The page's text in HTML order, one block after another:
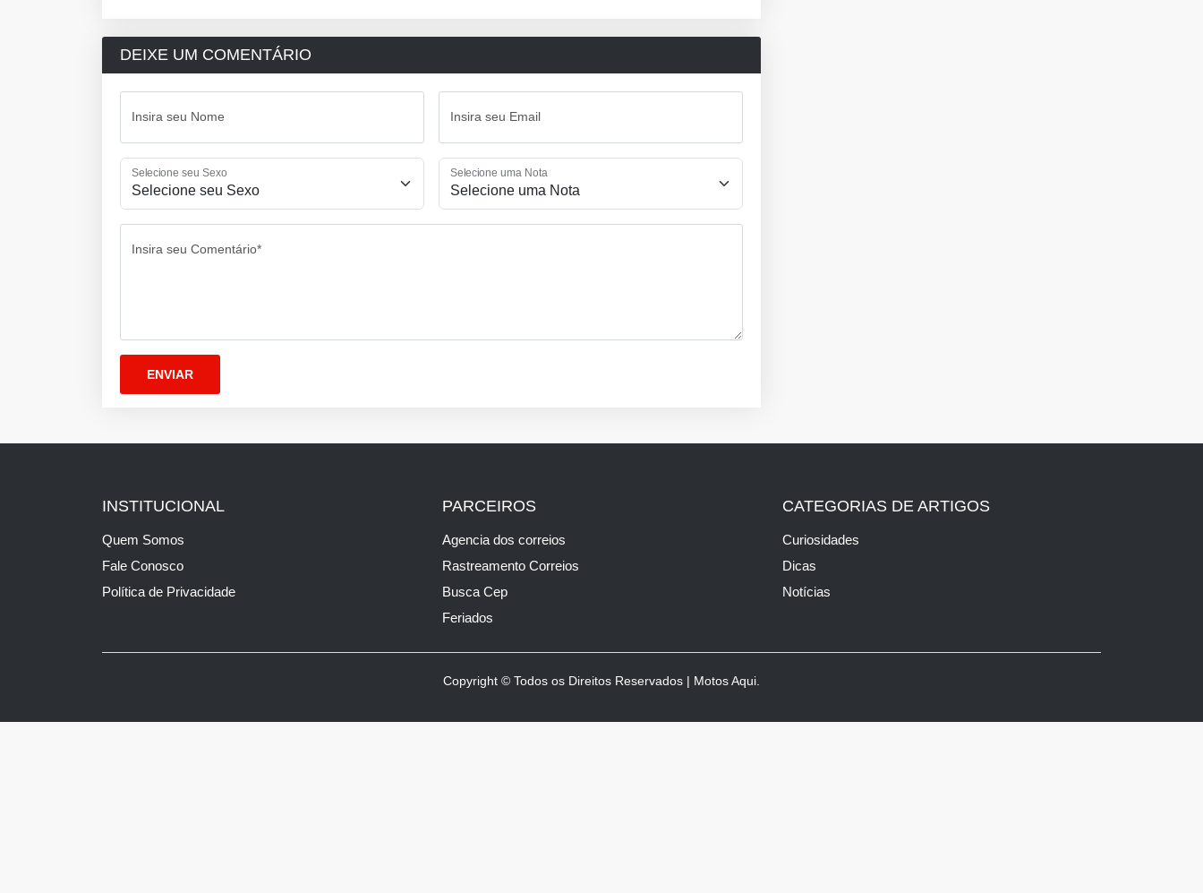
DEIXE UM COMENTÁRIO
Insira seu Nome Insira seu Email
Selecione seu Sexo Selecione uma Nota
Insira seu Comentário*
INSTITUCIONAL
Quem Somos
Fale Conosco
Política de Privacidade
PARCEIROS
Agencia dos correios
Rastreamento Correios
Busca Cep
Feriados
CATEGORIAS DE ARTIGOS
Curiosidades
Dicas
Notícias
Copyright © Todos os Direitos Reservados | Motos Aqui.